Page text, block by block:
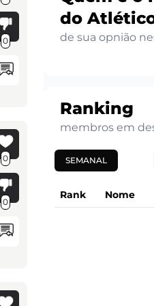
0
0
0
do
de sua opnião
Ranking
membros em
SEMANAL
Rank Nome